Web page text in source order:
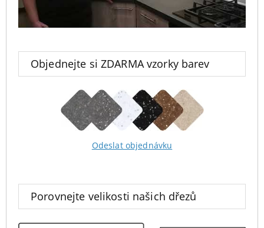
Objednejte si ZDARMA vzorky barev
Odeslat objednávku
Porovnejte velikosti našich dřezů